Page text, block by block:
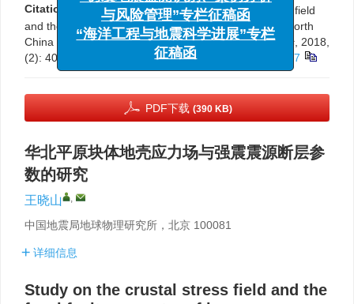
Citation:
Xiaoshan Wang. Study on the crustal stress field
and the focal fault parameter of large earthquake of North
China Plain block[J].Progress in Earthquake Sciences , 2018,
(2): 40-41.
10.3969/j.issn.0253-4975.2018.02.007
PDF下载 (390 KB)
华北平原块体地壳应力场与强震震源断层参
数的研究
王晓山 ,
中国地震局地球物理研究所，北京 100081
详细信息
Study on the crustal stress field and the
与风险管理”专栏征稿函
“海洋工程与地震科学进展”专栏
征稿函